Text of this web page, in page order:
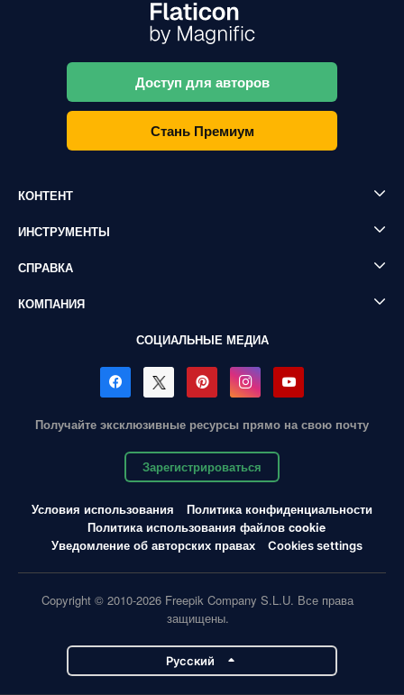
Доступ для авторов
Стань Премиум
КОНТЕНТ
ИНСТРУМЕНТЫ
СПРАВКА
КОМПАНИЯ
СОЦИАЛЬНЫЕ МЕДИА
Получайте эксклюзивные ресурсы прямо на свою почту
Зарегистрироваться
Условия использования
Политика конфиденциальности
Политика использования файлов cookie
Уведомление об авторских правах
Cookies settings
Copyright © 2010-2026 Freepik Company S.L.U. Все права
защищены.
Pусский